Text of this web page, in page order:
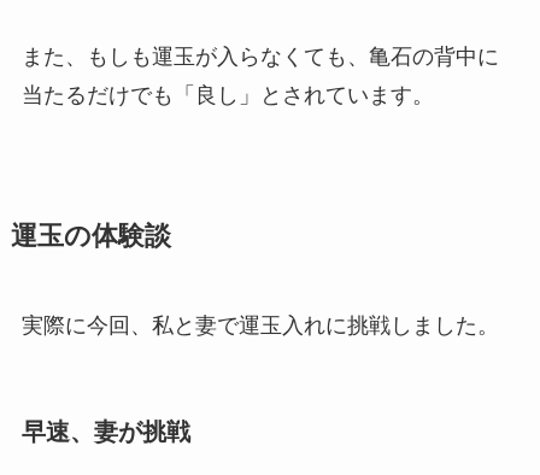
また、もしも運玉が入らなくても、亀石の背中に
当たるだけでも「良し」とされています。
運玉の体験談
実際に今回、私と妻で運玉入れに挑戦しました。
早速、妻が挑戦